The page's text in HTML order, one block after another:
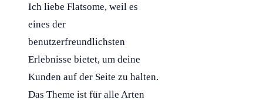
Ich liebe Flatsome, weil es
eines der
benutzerfreundlichsten
Erlebnisse bietet, um deine
Kunden auf der Seite zu halten.
Das Theme ist für alle Arten